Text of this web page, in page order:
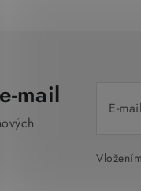
mail E-mail